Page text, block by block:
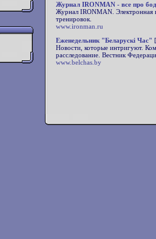
Журнал IRONMAN - все про
Журнал IRONMAN. Электронная
тренировок.
www.ironman.ru
Еженедельник "Беларускi Час" [
Новости, которые интригуют.
расследование. Вестник
www.belchas.by